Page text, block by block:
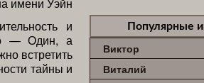
и
— Один, а
встретить
тайны и
Популярные
Виктор
Виталий